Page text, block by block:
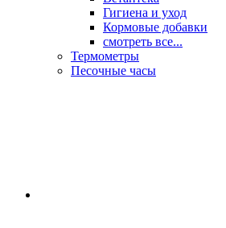
Гигиена и уход
Кормовые добавки
смотреть все...
Термометры
Песочные часы